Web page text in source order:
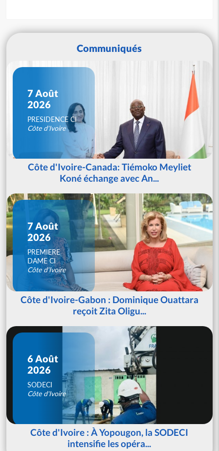
Communiqués
7 Août
2026
PRESIDENCE CI
Côte d'Ivoire
Côte d'Ivoire-Canada: Tiémoko Meyliet
Koné échange avec An...
7 Août
2026
PREMIERE
DAME CI
Côte d'Ivoire
Côte d'Ivoire-Gabon : Dominique Ouattara
reçoit Zita Oligu...
6 Août
2026
SODECI
Côte d'Ivoire
Côte d'Ivoire : À Yopougon, la SODECI
intensifie les opéra...